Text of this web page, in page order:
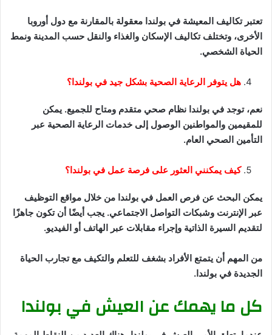
تعتبر تكاليف المعيشة في بولندا معقولة بالمقارنة مع دول أوروبا
الأخرى، وتختلف تكاليف الإسكان والغذاء والنقل حسب المدينة ونمط
الحياة الشخصي.
هل يتوفر الرعاية الصحية بشكل جيد في بولندا؟
نعم، توجد في بولندا نظام صحي متقدم ومتاح للجميع. يمكن
للمقيمين والمواطنين الوصول إلى خدمات الرعاية الصحية عبر
التأمين الصحي العام.
كيف يمكنني العثور على فرصة عمل في بولندا؟
يمكن البحث عن فرص العمل في بولندا من خلال مواقع التوظيف
عبر الإنترنت وشبكات التواصل الاجتماعي. يجب أيضًا أن تكون جاهزًا
لتقديم السيرة الذاتية وإجراء مقابلات عبر الهاتف أو الفيديو.
من المهم أن يتمتع الأفراد بشغف للتعلم والتكيف مع تجارب الحياة
الجديدة في بولندا.
كل ما يهمك عن العيش في بولندا